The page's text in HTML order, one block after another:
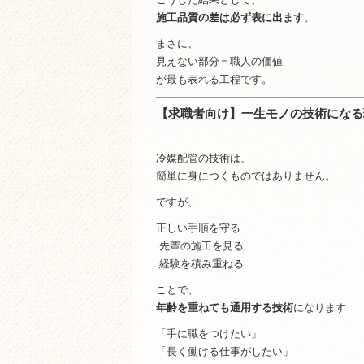
施工品質の差は必ず表に出ます。
まさに、
見えない部分＝職人の価値
が最も表れる工程です。
【求職者向け】一生モノの技術にな
冷媒配管の技術は、
簡単に身につくものではありません。
ですが、
正しい手順を守る
先輩の施工を見る
経験を積み重ねる
ことで、
年齢を重ねても通用する技術になります
「手に職をつけたい」
「長く働ける仕事がしたい」